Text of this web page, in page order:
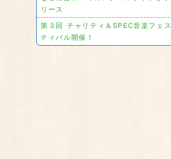
リース
第３回 チャリティ＆SPEC音楽フェス
ティバル開催！